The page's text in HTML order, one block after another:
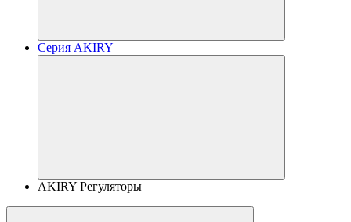
Серия AKIRY
AKIRY Регуляторы